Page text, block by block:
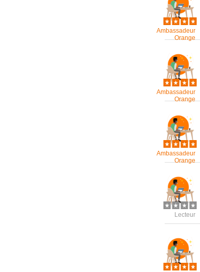
Ambassadeur
Orange
Ambassadeur
Orange
Ambassadeur
Orange
Lecteur